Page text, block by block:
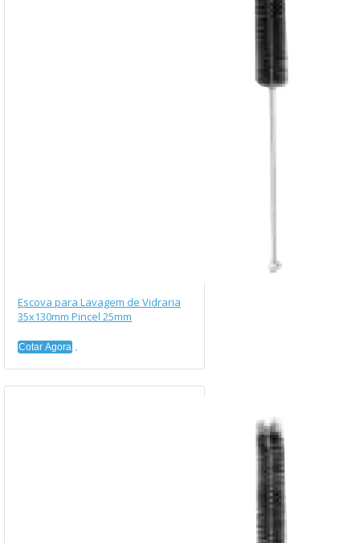
Escova para Lavagem de Vidraria
35x130mm Pincel 25mm
Cotar Agora